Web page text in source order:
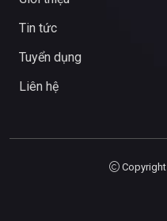
Tin tức
Tuyển dụng
Liên hệ
Copyright